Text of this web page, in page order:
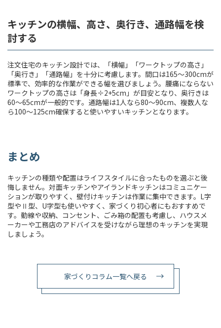
キッチンの横幅、高さ、奥行き、通路幅を検
討する
注文住宅のキッチン設計では、「横幅」「ワークトップの高さ」
「奥行き」「通路幅」を十分に考慮します。間口は165〜300cmが
標準で、効率的な作業ができる幅を選びましょう。腰痛にならない
ワークトップの高さは「身長÷2+5cm」が目安となり、奥行きは
60〜65cmが一般的です。通路幅は1人なら80〜90cm、複数人な
ら100〜125cm確保すると使いやすいキッチンとなります。
まとめ
キッチンの種類や配置はライフスタイルに合ったものを選ぶと後
悔しません。対面キッチンやアイランドキッチンはコミュニケー
ションが取りやすく、壁付けキッチンは作業に集中できます。L字
型やⅡ型、U字型も使いやすく、家づくり初心者にもおすすめで
す。動線や収納、コンセント、ごみ箱の配置も考慮し、ハウスメ
ーカーや工務店のアドバイスを受けながら理想のキッチンを実現
しましょう。
家づくりコラム一覧へ戻る